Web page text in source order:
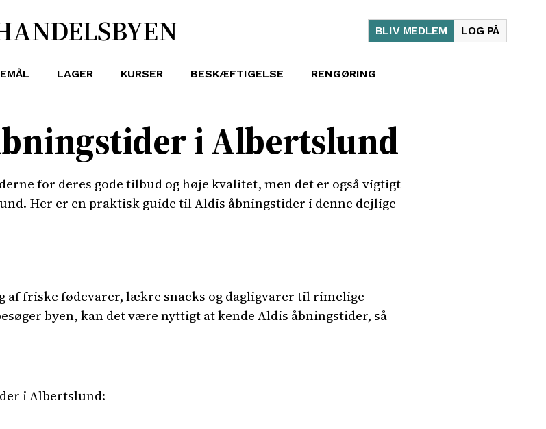
LOG PÅ
BLIV MEDLEM
LAGER KURSER BESKÆFTIGELSE RENGØRING
i Albertslund
for deres gode tilbud og høje kvalitet, men det er også vigtigt
Her er en praktisk guide til Aldis åbningstider i denne dejlige
af friske fødevarer, lækre snacks og dagligvarer til rimelige
byen, kan det være nyttigt at kende Aldis åbningstider, så
i Albertslund: